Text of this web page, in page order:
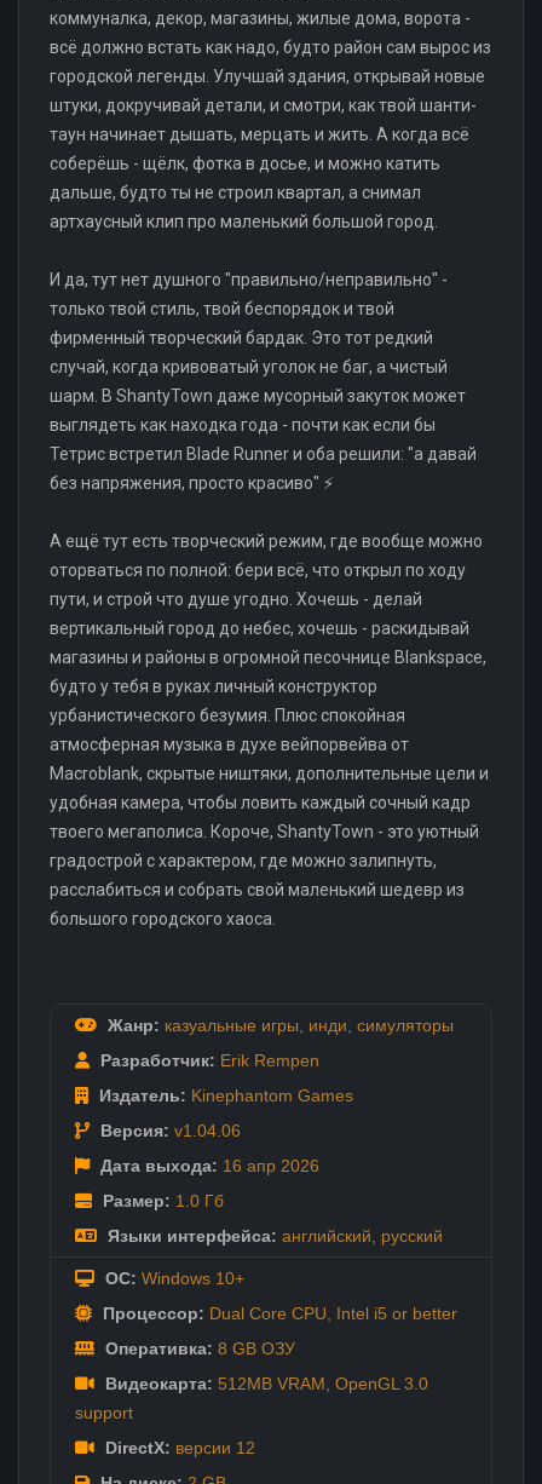
коммуналка, декор, магазины, жилые дома, ворота -
всё должно встать как надо, будто район сам вырос из
городской легенды. Улучшай здания, открывай новые
штуки, докручивай детали, и смотри, как твой шанти-
таун начинает дышать, мерцать и жить. А когда всё
соберёшь - щёлк, фотка в досье, и можно катить
дальше, будто ты не строил квартал, а снимал
артхаусный клип про маленький большой город.
И да, тут нет душного "правильно/неправильно" -
только твой стиль, твой беспорядок и твой
фирменный творческий бардак. Это тот редкий
случай, когда кривоватый уголок не баг, а чистый
шарм. В ShantyTown даже мусорный закуток может
выглядеть как находка года - почти как если бы
Тетрис встретил Blade Runner и оба решили: "а давай
без напряжения, просто красиво" ⚡
А ещё тут есть творческий режим, где вообще можно
оторваться по полной: бери всё, что открыл по ходу
пути, и строй что душе угодно. Хочешь - делай
вертикальный город до небес, хочешь - раскидывай
магазины и районы в огромной песочнице Blankspace,
будто у тебя в руках личный конструктор
урбанистического безумия. Плюс спокойная
атмосферная музыка в духе вейпорвейва от
Macroblank, скрытые ништяки, дополнительные цели и
удобная камера, чтобы ловить каждый сочный кадр
твоего мегаполиса. Короче, ShantyTown - это уютный
градострой с характером, где можно залипнуть,
расслабиться и собрать свой маленький шедевр из
большого городского хаоса.
Жанр: казуальные игры инди симуляторы
Разработчик: Erik Rempen
Издатель: Kinephantom Games
Версия: v1.04.06
Дата выхода: 16 апр 2026
Размер: 1.0 Гб
Языки интерфейса: английский русский
ОС: Windows 10+
Процессор: Dual Core CPU, Intel i5 or better
Оперативка: 8 GB ОЗУ
Видеокарта: 512MB VRAM, OpenGL 3.0
support
DirectX: версии 12